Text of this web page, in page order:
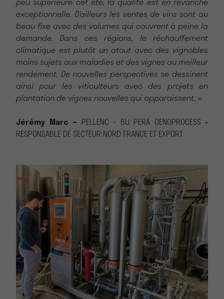
peu supérieure cet été, la qualité est en revanche
exceptionnelle. D’ailleurs les ventes de vins sont au
beau fixe avec des volumes qui couvrent à peine la
demande. Dans ces régions, le réchauffement
climatique est plutôt un atout avec des vignobles
moins sujets aux maladies et des vignes au meilleur
rendement. De nouvelles perspectives se dessinent
ainsi pour les viticulteurs avec des projets en
plantation de vignes nouvelles qui apparaissent. »
Jérémy Marc – PELLENC - BU PERA OENOPROCESS -
RESPONSABLE DE SECTEUR NORD FRANCE ET EXPORT